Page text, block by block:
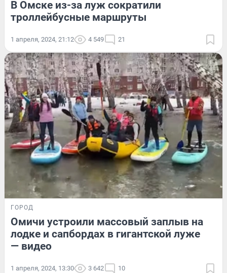
В Омске из-за луж сократили
троллейбусные маршруты
1 апреля, 2024, 21:12 4 549 21
ГОРОД
Омичи устроили массовый заплыв на
лодке и сапбордах в гигантской луже
— видео
1 апреля, 2024, 13:30 3 642 10